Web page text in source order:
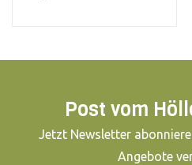
Post vom
Jetzt Newsletter
Angebote